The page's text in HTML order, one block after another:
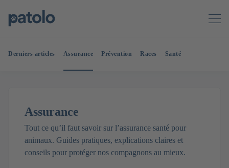
Derniers articles Assurance Prévention Races Santé
Assurance
Tout ce qu’il faut savoir sur l’assurance santé pour
animaux. Guides pratiques, explications claires et
conseils pour protéger nos compagnons au mieux.